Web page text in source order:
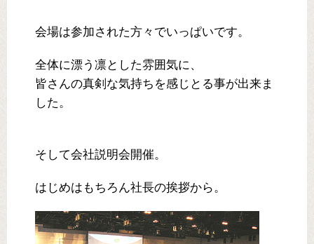
会場は参加された方々でいっぱいです。
全体に漂う凛とした雰囲気に、
皆さんの真剣な気持ちを感じとる事が出来ま
した。
そして会社説明会開催。
はじめはもちろん社長の挨拶から。